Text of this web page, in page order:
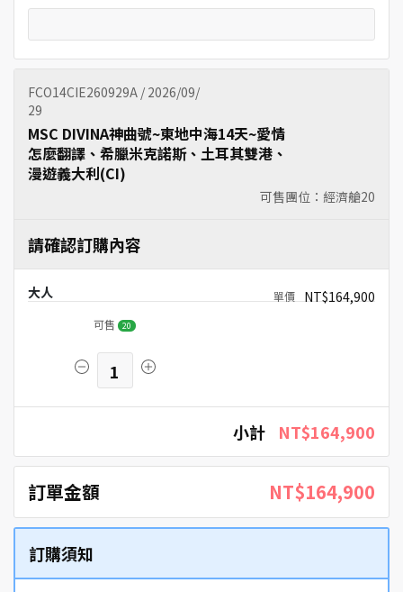
FCO14CIE260929A / 2026/09/
29
可售團位：經濟艙20
MSC DIVINA神曲號~東地中海14天~愛情
怎麼翻譯、希臘米克諾斯、土耳其雙港、
漫遊義大利(CI)
請確認訂購內容
大人 NT$164,900
可售 20
1
小計 NT$164,900
訂單金額 NT$164,900
訂購須知